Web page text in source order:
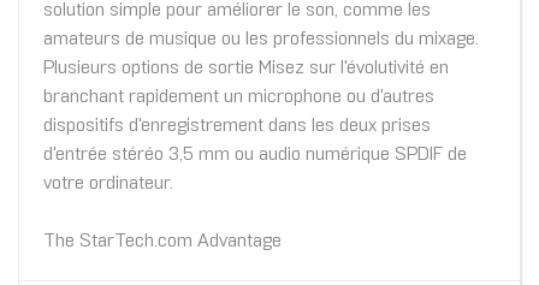
solution simple pour améliorer le son, comme les
amateurs de musique ou les professionnels du mixage.
Plusieurs options de sortie Misez sur l'évolutivité en
branchant rapidement un microphone ou d'autres
dispositifs d'enregistrement dans les deux prises
d'entrée stéréo 3,5 mm ou audio numérique SPDIF de
votre ordinateur.
The StarTech.com Advantage